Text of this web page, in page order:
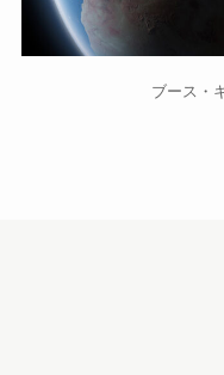
ブース・